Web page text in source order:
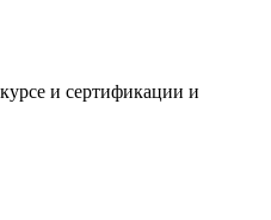
и сертификации и